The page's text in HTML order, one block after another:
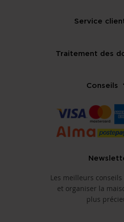
Service
Traitement des
Conseils
Les meilleurs
et organiser la
plus